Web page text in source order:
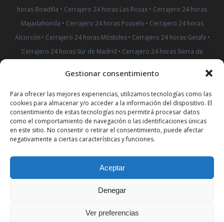
Gestionar consentimiento
Para ofrecer las mejores experiencias, utilizamos tecnologías como las
cookies para almacenar y/o acceder a la información del dispositivo. El
consentimiento de estas tecnologías nos permitirá procesar datos
como el comportamiento de navegación o las identificaciones únicas
en este sitio. No consentir o retirar el consentimiento, puede afectar
negativamente a ciertas características y funciones.
Aceptar
Denegar
Ver preferencias
horas Boadilla · Cerrajero 24 horas Las Rozas · Cerrajero 24 horas
Majadahonda · Cerrajero 24 horas Pozuelo · Cerrajero 24 horas
Alcorcón · Cerrajero 24 horas Móstoles · Cerrajero 24 horas Getafe ·
Cerrajero 24 horas Sur de Madrid · Cerrajero 24 horas Sierra de
· · Cerrajeros Sur de Madrid·
Cerrajeros Leganés·Cerrajero 24 horas Leganés·Cerrajero 24 horas
Vicálvaro·Cerrajero 24 horas Rivas· Cerrajero 24 horas Arganda del
Rey·Cerrajero 24 horas Mejorada del Campo Cerradura
Antibumping Vicálvaro · Cerradura Antibumping Arganda del Rey
Cambiar Cerradura Vicálvaro
del Rey·Cambiar Cerradura Rivas·Cambiar Cerradura Mejorada
del Campo
PROTECCIÓN DE DATOS REDES SOCIALES|AVISO LEGAL